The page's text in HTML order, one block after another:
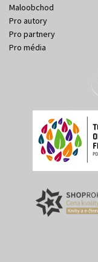
Maloobchod
Pro autory
Pro partnery
Pro média